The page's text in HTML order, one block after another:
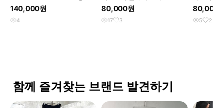
트(26)
140,000원
4
80,000원
17 3
킨키 스
5 2
함께 즐겨찾는 브랜드 발견하기